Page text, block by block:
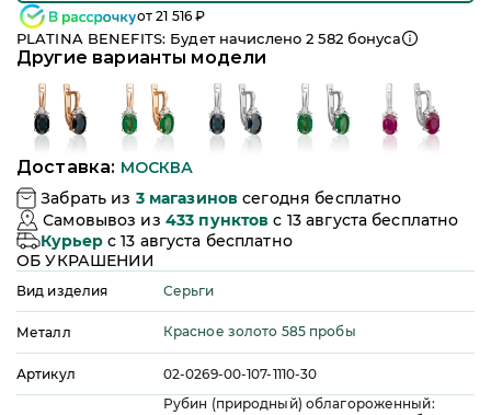
от21 516 ₽
PLATINA BENEFITS: Будет начислено2 582 бонуса
Другие варианты модели
Доставка: МОСКВА
Забрать из 3магазинов сегодня бесплатно
Самовывоз из 433 пунктов c 13 августа бесплатно
Курьер c 13 августа бесплатно
ОБ УКРАШЕНИИ
Вид изделия Серьги
Металл Красное золото 585 пробы
Артикул 02-0269-00-107-1110-30
Рубин (природный) облагороженный: